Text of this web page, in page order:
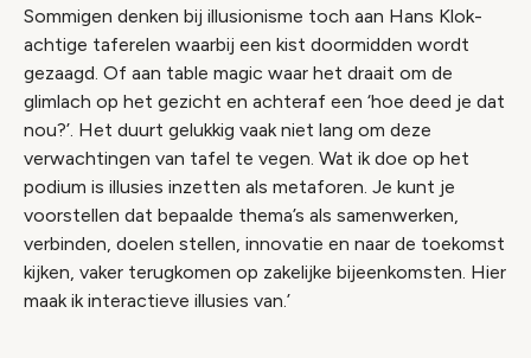
Sommigen denken bij illusionisme toch aan Hans Klok-
achtige taferelen waarbij een kist doormidden wordt
gezaagd. Of aan table magic waar het draait om de
glimlach op het gezicht en achteraf een ‘hoe deed je dat
nou?’. Het duurt gelukkig vaak niet lang om deze
verwachtingen van tafel te vegen. Wat ik doe op het
podium is illusies inzetten als metaforen. Je kunt je
voorstellen dat bepaalde thema’s als samenwerken,
verbinden, doelen stellen, innovatie en naar de toekomst
kijken, vaker terugkomen op zakelijke bijeenkomsten. Hier
maak ik interactieve illusies van.’